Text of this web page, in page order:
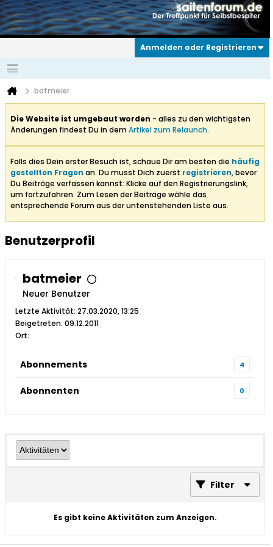
Anmelden oder Registrieren
batmeier
Die Website ist umgebaut worden - alles zu den wichtigsten
Änderungen findest Du in demArtikel zum Relaunch.
Falls dies Dein erster Besuch ist, schaue Dir am besten die häufig
gestellten Fragen an. Du musst Dich zuerst registrieren, bevor
Du Beiträge verfassen kannst: Klicke auf den Registrierungslink,
um fortzufahren. Zum Lesen der Beiträge wähle das
entsprechende Forum aus der untenstehenden Liste aus.
Benutzerprofil
batmeier
Neuer Benutzer
Letzte Aktivität: 27.03.2020, 13:25
Beigetreten: 09.12.2011
Ort:
Abonnements 4
Abonnenten 0
Filter
Es gibt keine Aktivitäten zum Anzeigen.